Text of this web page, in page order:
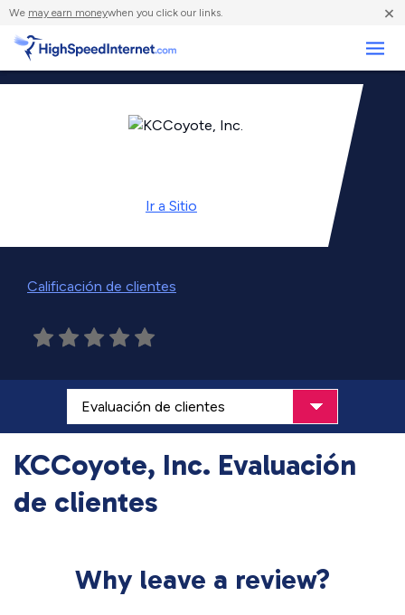
We may earn moneywhen you click our links. ×
Ir a Sitio
Calificación de clientes
KCCoyote, Inc. Evaluación
de clientes
Why leave a review?